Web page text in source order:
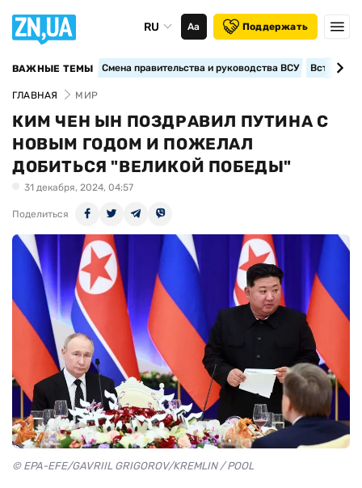
RU Аа Поддержать
ВАЖНЫЕ ТЕМЫ Смена правительства и руководства ВСУ
ГЛАВНАЯ МИР
КИМ ЧЕН ЫН ПОЗДРАВИЛ ПУТИНА С
НОВЫМ ГОДОМ И ПОЖЕЛАЛ
ДОБИТЬСЯ "ВЕЛИКОЙ ПОБЕДЫ"
31 декабря, 2024, 04:57
Поделиться
© EPA-EFE/GAVRIIL GRIGOROV/KREMLIN / POOL